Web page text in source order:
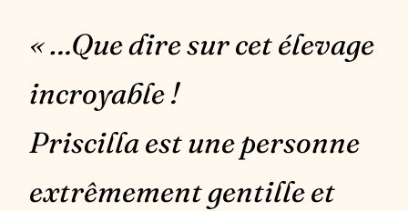
« …Que dire sur cet élevage
incroyable !
Priscilla est une personne
extrêmement gentille et